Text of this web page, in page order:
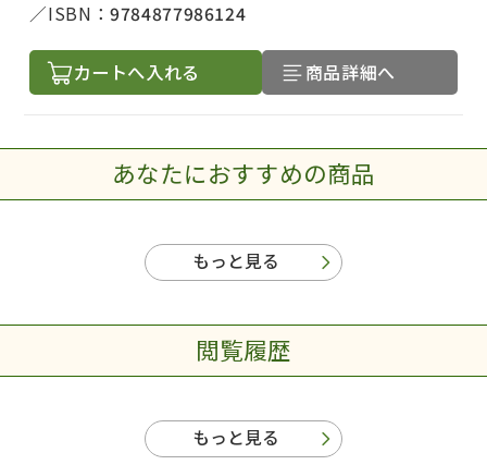
ISBN：9784877986124
カートへ入れる 商品詳細へ
あなたにおすすめの商品
もっと見る
閲覧履歴
もっと見る